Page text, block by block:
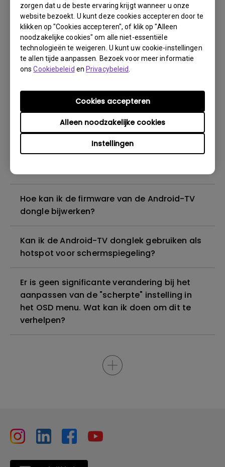
zorgen dat u de beste ervaring krijgt wanneer u onze
website bezoekt. U kunt deze cookies accepteren door te
klikken op "Cookies accepteren", of klik op "Alleen
noodzakelijke cookies" om alle niet-essentiële
technologieën te weigeren. U kunt uw cookie-instellingen
te allen tijde aanpassen. Bezoek voor meer informatie
onsCookiebeleid enPrivacybeleid
Instellingen
Alleen noodzakelijke cookies
Cookies accepteren
controleren via het BenQ-
gebruikersdashboard op mijn Android-TV
dongle?
Hoe kan ik de BenQ Android-TV dongle
koppelen aan de afstandsbediening?
Hoe controleer je de firmwareversie van de
Android-TV dongle?
Hoe kan ik Android/ Windows/ iOS/ MacOS-
apparaten spiegelen met de BenQ Android-
Hoe kan ik de firmware van de Android-TV
dongle bijwerken?
Kan ik de Android-TV donglek gebruiken als
hotspot voor schermspiegeling?
Er is geen significante verandering bij het
aanpassen van de "scherpte" instelling in
het OSD menu. Wat kan ik doen om dit te
verhelpen?